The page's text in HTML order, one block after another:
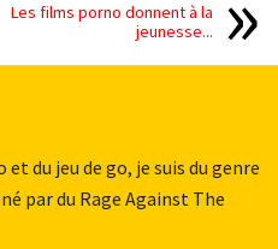
Les films porno donnent à la
jeunesse...
du jeu de go, je suis du genre
par du Rage Against The